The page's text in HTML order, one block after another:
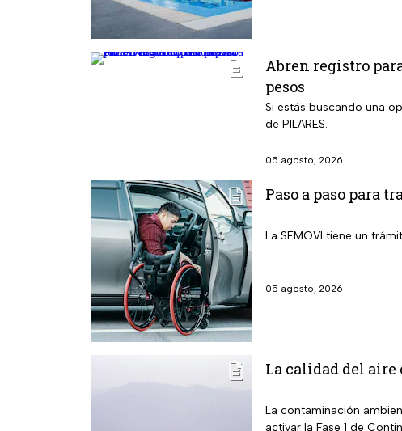
Abren registro
pesos
Si estás buscando una
de PILARES.
05 agosto, 2026
Paso a paso para
La SEMOVI tiene un
05 agosto, 2026
La calidad del aire
La contaminación
activar la Fase 1 de